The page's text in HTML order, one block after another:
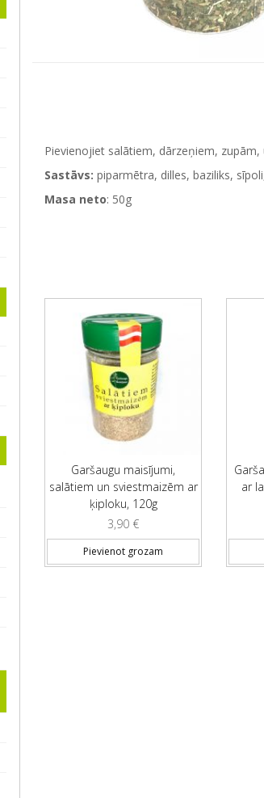
Pievienojiet salātiem, dārzeņiem, zupām,
Sastāvs: piparmētra, dilles, baziliks,
Masa neto: 50g
Garšaugu maisījumi,
salātiem un sviestmaizēm ar
ķiploku, 120g
3,90 €
Pievienot grozam
ar